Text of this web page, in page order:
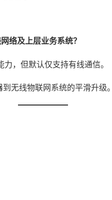
络及上层业务系统？
，但默认仅支持有线通信。
无线物联网系统的平滑升级。